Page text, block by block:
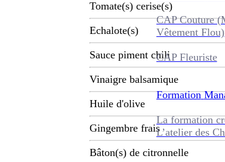
CAP Couture
Vêtement Flou)
CAP Fleuriste
Formation
La formation
L’atelier des
Tomate(s) cerise(s)
Echalote(s)
Sauce piment chili
Vinaigre balsamique
Huile d'olive
Gingembre frais
Bâton(s) de citronnelle